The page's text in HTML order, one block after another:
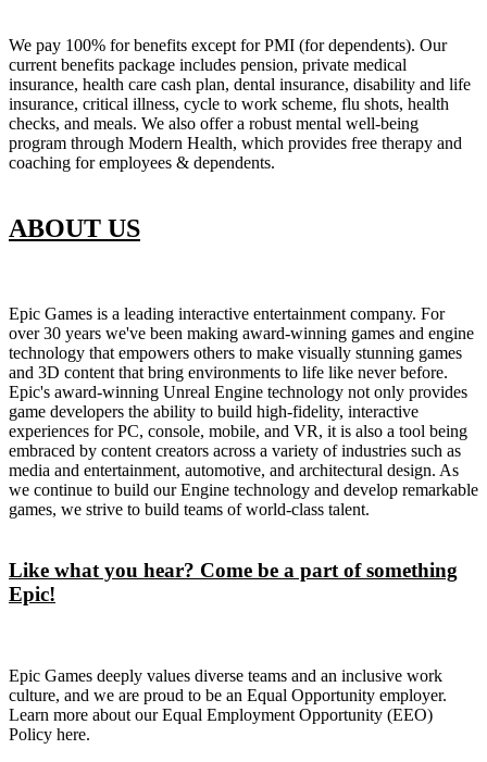
We pay 100% for benefits except for PMI (for dependents). Our
current benefits package includes pension, private medical
insurance, health care cash plan, dental insurance, disability and life
insurance, critical illness, cycle to work scheme, flu shots, health
checks, and meals. We also offer a robust mental well-being
program through Modern Health, which provides free therapy and
coaching for employees & dependents.
ABOUT US
Epic Games is a leading interactive entertainment company. For
over 30 years we've been making award-winning games and engine
technology that empowers others to make visually stunning games
and 3D content that bring environments to life like never before.
Epic's award-winning Unreal Engine technology not only provides
game developers the ability to build high-fidelity, interactive
experiences for PC, console, mobile, and VR, it is also a tool being
embraced by content creators across a variety of industries such as
media and entertainment, automotive, and architectural design. As
we continue to build our Engine technology and develop remarkable
games, we strive to build teams of world-class talent.
Like what you hear? Come be a part of something
Epic!
Epic Games deeply values diverse teams and an inclusive work
culture, and we are proud to be an Equal Opportunity employer.
Learn more about our Equal Employment Opportunity (EEO)
Policy here.